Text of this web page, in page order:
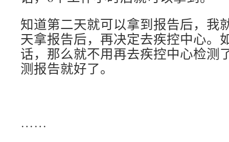
知道第二天就可以拿到报告后，我
天拿报告后，再决定去疾控中心。
话，那么就不用再去疾控中心检测
测报告就好了。
……